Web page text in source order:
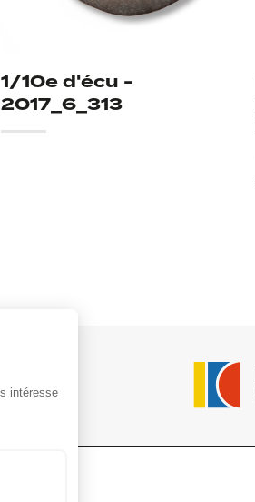
1/10e d'écu -
2017_6_313